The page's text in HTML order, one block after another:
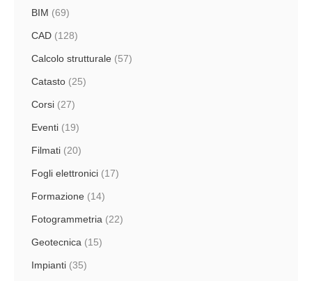
BIM (69)
CAD (128)
Calcolo strutturale (57)
Catasto (25)
Corsi (27)
Eventi (19)
Filmati (20)
Fogli elettronici (17)
Formazione (14)
Fotogrammetria (22)
Geotecnica (15)
Impianti (35)